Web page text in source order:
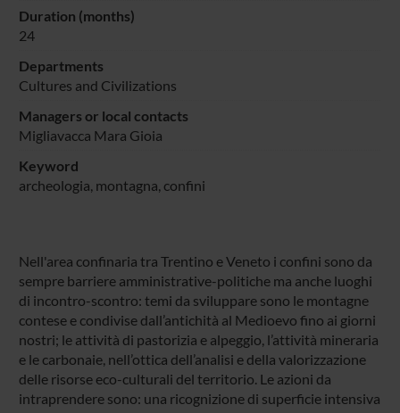
Duration (months)
24
Departments
Cultures and Civilizations
Managers or local contacts
Migliavacca Mara Gioia
Keyword
archeologia, montagna, confini
Nell'area confinaria tra Trentino e Veneto i confini sono da
sempre barriere amministrative-politiche ma anche luoghi
di incontro-scontro: temi da sviluppare sono le montagne
contese e condivise dall’antichità al Medioevo fino ai giorni
nostri; le attività di pastorizia e alpeggio, l’attività mineraria
e le carbonaie, nell’ottica dell’analisi e della valorizzazione
delle risorse eco-culturali del territorio. Le azioni da
intraprendere sono: una ricognizione di superficie intensiva